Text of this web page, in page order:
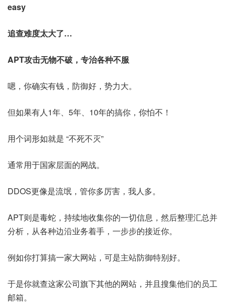
easy
追查难度太大了…
APT攻击无物不破，专治各种不服
嗯，你确实有钱，防御好，势力大。
但如果有人1年、5年、10年的搞你，你怕不！
用个词形如就是 “不死不灭”
通常用于国家层面的网战。
DDOS更像是流氓，管你多厉害，我人多。
APT则是毒蛇，持续地收集你的一切信息，然后整理汇总并
分析，从各种边沿业务着手，一步步的接近你。
例如你打算搞一家大网站，可是主站防御特别好。
于是你就查这家公司旗下其他的网站，并且搜集他们的员工
邮箱。